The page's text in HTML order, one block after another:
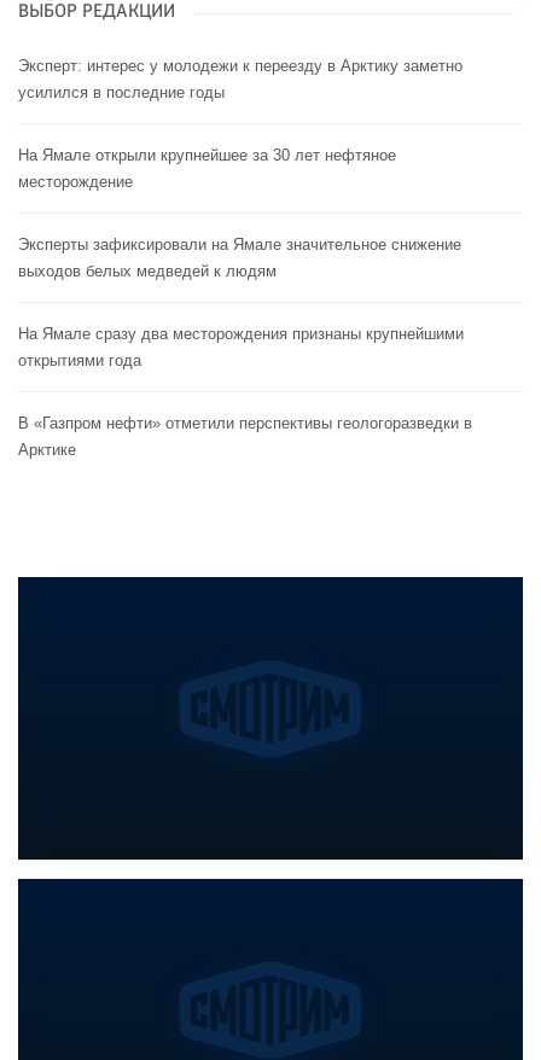
ВЫБОР РЕДАКЦИИ
Эксперт: интерес у молодежи к переезду в Арктику заметно
усилился в последние годы
На Ямале открыли крупнейшее за 30 лет нефтяное
месторождение
Эксперты зафиксировали на Ямале значительное снижение
выходов белых медведей к людям
На Ямале сразу два месторождения признаны крупнейшими
открытиями года
В «Газпром нефти» отметили перспективы геологоразведки в
Арктике